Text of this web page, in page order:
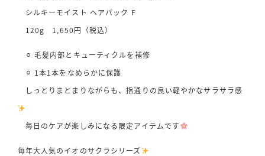
シルキーモイスト ヘアパック F
120g 1,650円（税込）
⚪︎ 毛髪内部とキューティクルを補修
⚪︎ 1本1本をなめらかに保護
しっとりまとまりながらも、指通りの良い軽やかなサラサラ感
毎日のケアが楽しみになる限定アイテムです
毎年大人気のイオのサクラシリーズ